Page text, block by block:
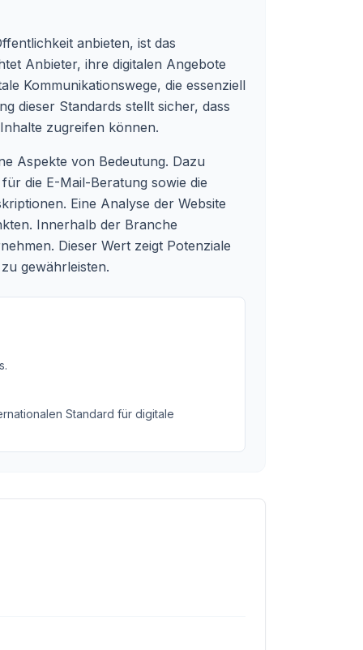
anbieten, ist das
Anbieter, ihre digitalen Angebote
Kommunikationswege, die essenziell
dieser Standards stellt sicher, dass
zugreifen können.
Aspekte von Bedeutung. Dazu
die E-Mail-Beratung sowie die
Eine Analyse der Website
Innerhalb der Branche
Dieser Wert zeigt Potenziale
gewährleisten.
.
Standard für digitale